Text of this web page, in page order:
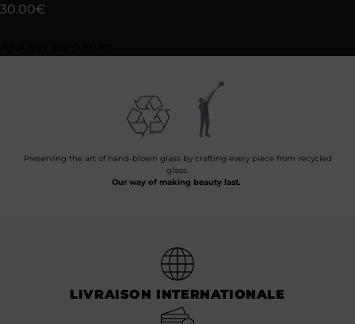
30.00€
Preserving the art of hand-blown glass by crafting every piece from recycled
glass.
Our way of making beauty last.
LIVRAISON INTERNATIONALE